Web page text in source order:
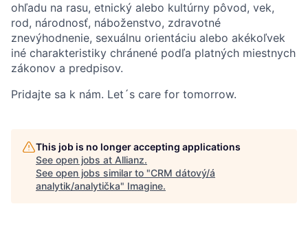
ohľadu na rasu, etnický alebo kultúrny pôvod, vek,
rod, národnosť, náboženstvo, zdravotné
znevýhodnenie, sexuálnu orientáciu alebo akékoľvek
iné charakteristiky chránené podľa platných miestnych
zákonov a predpisov.
Pridajte sa k nám. Let´s care for tomorrow.
This job is no longer accepting applications
See open jobs at Allianz.
See open jobs similar to "CRM dátový/á
analytik/analytička" Imagine.